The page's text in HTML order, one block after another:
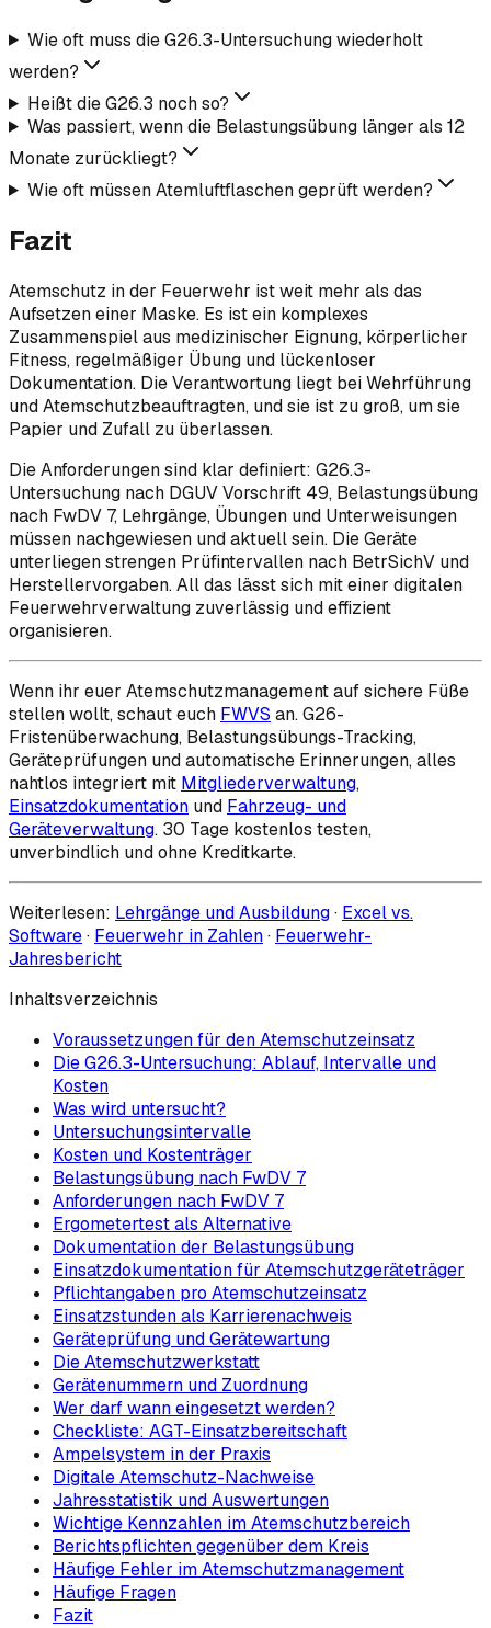
Wie oft muss die G26.3-Untersuchung wiederholt
werden?
Heißt die G26.3 noch so?
Was passiert, wenn die Belastungsübung länger als 12
Monate zurückliegt?
Wie oft müssen Atemluftflaschen geprüft werden?
Fazit
Atemschutz in der Feuerwehr ist weit mehr als das
Aufsetzen einer Maske. Es ist ein komplexes
Zusammenspiel aus medizinischer Eignung, körperlicher
Fitness, regelmäßiger Übung und lückenloser
Dokumentation. Die Verantwortung liegt bei Wehrführung
und Atemschutzbeauftragten, und sie ist zu groß, um sie
Papier und Zufall zu überlassen.
Die Anforderungen sind klar definiert: G26.3-
Untersuchung nach DGUV Vorschrift 49, Belastungsübung
nach FwDV 7, Lehrgänge, Übungen und Unterweisungen
müssen nachgewiesen und aktuell sein. Die Geräte
unterliegen strengen Prüfintervallen nach BetrSichV und
Herstellervorgaben. All das lässt sich mit einer digitalen
Feuerwehrverwaltung zuverlässig und effizient
organisieren.
Wenn ihr euer Atemschutzmanagement auf sichere Füße
stellen wollt, schaut euch FWVS an. G26-
Fristenüberwachung, Belastungsübungs-Tracking,
Geräteprüfungen und automatische Erinnerungen, alles
nahtlos integriert mit Mitgliederverwaltung,
Einsatzdokumentation und Fahrzeug- und
Geräteverwaltung. 30 Tage kostenlos testen,
unverbindlich und ohne Kreditkarte.
Weiterlesen: Lehrgänge und Ausbildung· Excel vs.
Software· Feuerwehr in Zahlen· Feuerwehr-
Jahresbericht
Inhaltsverzeichnis
Voraussetzungen für den Atemschutzeinsatz
Die G26.3-Untersuchung: Ablauf, Intervalle und
Kosten
Was wird untersucht?
Untersuchungsintervalle
Kosten und Kostenträger
Belastungsübung nach FwDV 7
Anforderungen nach FwDV 7
Ergometertest als Alternative
Dokumentation der Belastungsübung
Einsatzdokumentation für Atemschutzgeräteträger
Pflichtangaben pro Atemschutzeinsatz
Einsatzstunden als Karrierenachweis
Geräteprüfung und Gerätewartung
Die Atemschutzwerkstatt
Gerätenummern und Zuordnung
Wer darf wann eingesetzt werden?
Checkliste: AGT-Einsatzbereitschaft
Ampelsystem in der Praxis
Digitale Atemschutz-Nachweise
Jahresstatistik und Auswertungen
Wichtige Kennzahlen im Atemschutzbereich
Berichtspflichten gegenüber dem Kreis
Häufige Fehler im Atemschutzmanagement
Häufige Fragen
Fazit